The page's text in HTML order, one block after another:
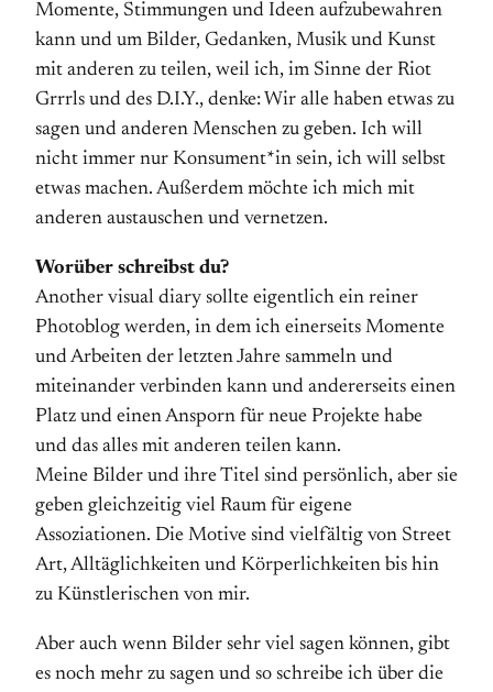
Momente, Stimmungen und Ideen aufzubewahren
kann und um Bilder, Gedanken, Musik und Kunst
mit anderen zu teilen, weil ich, im Sinne der Riot
Grrrls und des D.I.Y., denke: Wir alle haben etwas zu
sagen und anderen Menschen zu geben. Ich will
nicht immer nur Konsument*in sein, ich will selbst
etwas machen. Außerdem möchte ich mich mit
anderen austauschen und vernetzen.
Worüber schreibst du?
Another visual diary sollte eigentlich ein reiner
Photoblog werden, in dem ich einerseits Momente
und Arbeiten der letzten Jahre sammeln und
miteinander verbinden kann und andererseits einen
Platz und einen Ansporn für neue Projekte habe
und das alles mit anderen teilen kann.
Meine Bilder und ihre Titel sind persönlich, aber sie
geben gleichzeitig viel Raum für eigene
Assoziationen. Die Motive sind vielfältig von Street
Art, Alltäglichkeiten und Körperlichkeiten bis hin
zu Künstlerischen von mir.
Aber auch wenn Bilder sehr viel sagen können, gibt
es noch mehr zu sagen und so schreibe ich über die